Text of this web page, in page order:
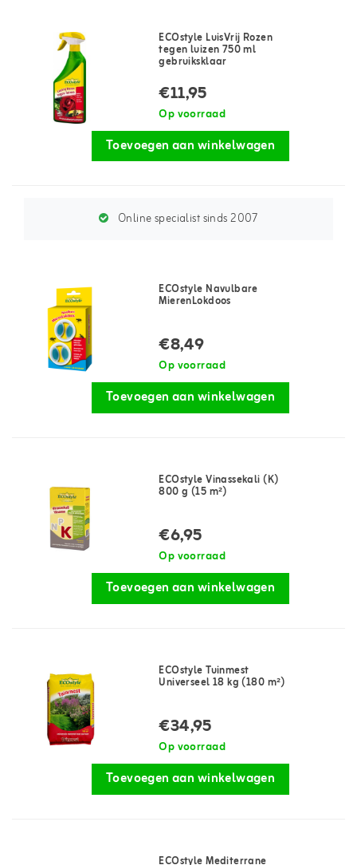
ECOstyle LuisVrij Rozen
tegen luizen 750 ml
gebruiksklaar
€11,95
Op voorraad
Toevoegen aan winkelwagen
Online specialist sinds 2007
ECOstyle Navulbare
MierenLokdoos
€8,49
Op voorraad
Toevoegen aan winkelwagen
ECOstyle Vinassekali (K)
800 g (15 m²)
€6,95
Op voorraad
Toevoegen aan winkelwagen
ECOstyle Tuinmest
Universeel 18 kg (180 m²)
€34,95
Op voorraad
Toevoegen aan winkelwagen
ECOstyle Mediterrane